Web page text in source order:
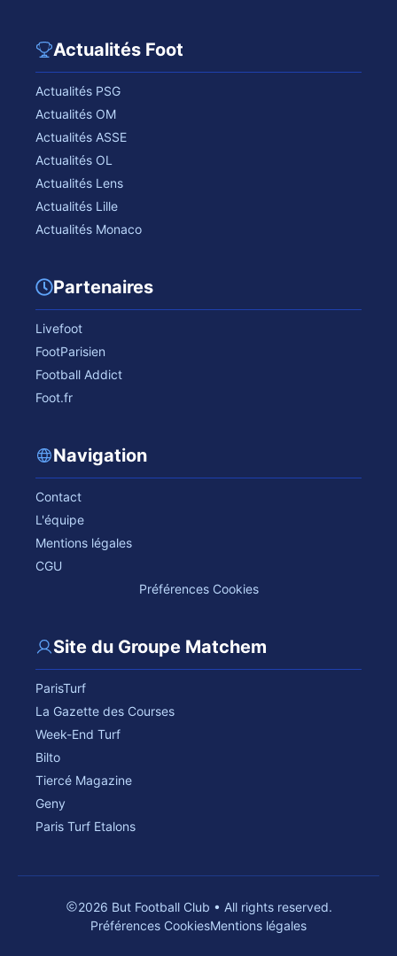
Actualités Foot
Actualités PSG
Actualités OM
Actualités ASSE
Actualités OL
Actualités Lens
Actualités Lille
Actualités Monaco
Partenaires
Livefoot
FootParisien
Football Addict
Foot.fr
Navigation
Contact
L'équipe
Mentions légales
CGU
Préférences Cookies
Site du Groupe Matchem
ParisTurf
La Gazette des Courses
Week-End Turf
Bilto
Tiercé Magazine
Geny
Paris Turf Etalons
2026 But Football Club • All rights reserved.
Préférences CookiesMentions légales